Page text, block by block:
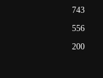
743
556
200